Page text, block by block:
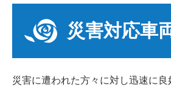
災害対応車
災害に遭われた方々に対し迅速に